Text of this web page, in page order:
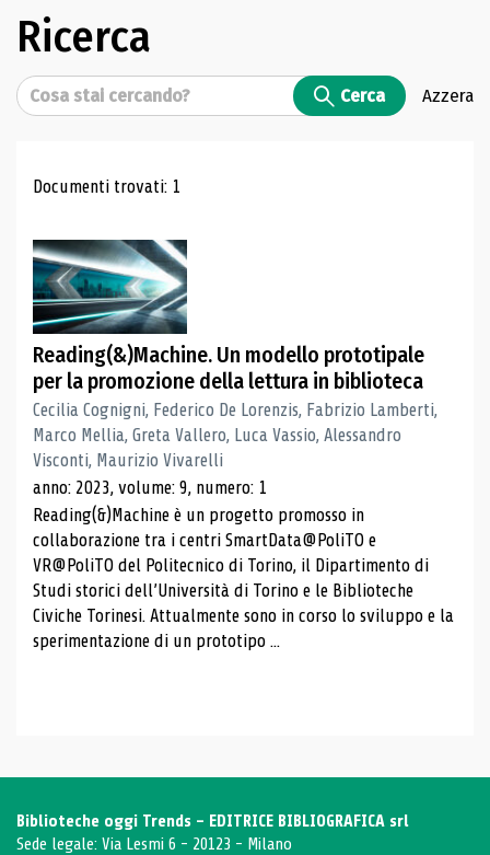
Ricerca
Cerca Cerca Azzera
Risultati di ricerca
Documenti trovati: 1
Reading(&)Machine. Un modello prototipale
per la promozione della lettura in biblioteca
Cecilia Cognigni, Federico De Lorenzis, Fabrizio Lamberti,
Marco Mellia, Greta Vallero, Luca Vassio, Alessandro
Visconti, Maurizio Vivarelli
anno: 2023, volume: 9, numero: 1
Reading(&)Machine è un progetto promosso in
collaborazione tra i centri SmartData@PoliTO e
VR@PoliTO del Politecnico di Torino, il Dipartimento di
Studi storici dell’Università di Torino e le Biblioteche
Civiche Torinesi. Attualmente sono in corso lo sviluppo e la
sperimentazione di un prototipo ...
Biblioteche oggi Trends - EDITRICE BIBLIOGRAFICA srl
Sede legale: Via Lesmi 6 - 20123 - Milano